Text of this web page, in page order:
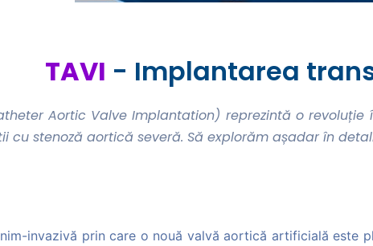
TAVI - Implantarea
Aortic Valve Implantation) reprezintă o
cu stenoză aortică severă. Să explorăm așadar în
invazivă prin care o nouă valvă aortică artificială este